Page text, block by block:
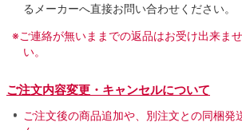
るメーカーへ直接お問い合わせください。
※ご連絡が無いままでの返品はお受け出来ま
い。
ご注文内容変更・キャンセルについて
ご注文後の商品追加や、別注文との同梱発